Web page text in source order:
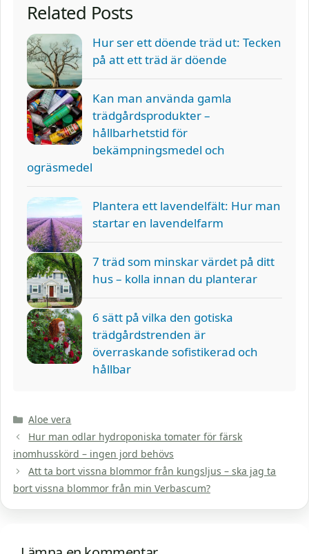
Related Posts
Hur ser ett döende träd ut: Tecken
på att ett träd är döende
Kan man använda gamla
trädgårdsprodukter –
hållbarhetstid för
bekämpningsmedel och
ogräsmedel
Plantera ett lavendelfält: Hur man
startar en lavendelfarm
7 träd som minskar värdet på ditt
hus – kolla innan du planterar
6 sätt på vilka den gotiska
trädgårdstrenden är
överraskande sofistikerad och
hållbar
Kategorier
Aloe vera
Hur man odlar hydroponiska tomater för färsk
inomhusskörd – ingen jord behövs
Att ta bort vissna blommor från kungsljus – ska jag ta
bort vissna blommor från min Verbascum?